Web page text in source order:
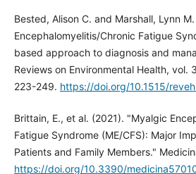
Bested, Alison C. and Marshall, Lynn
Encephalomyelitis/Chronic Fatigue
based approach to diagnosis and
Reviews on Environmental Health, vol.
223-249. https://doi.org/10.1515/
Brittain, E., et al. (2021). "Myalgic
Fatigue Syndrome (ME/CFS): Major
Patients and Family Members."
https://doi.org/10.3390/